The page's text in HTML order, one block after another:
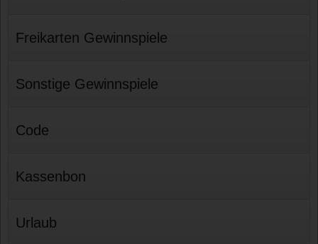
Freikarten Gewinnspiele
Sonstige Gewinnspiele
Code
Kassenbon
Urlaub